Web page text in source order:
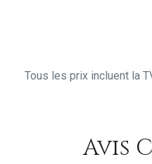
Tous les prix incluent la
Avis